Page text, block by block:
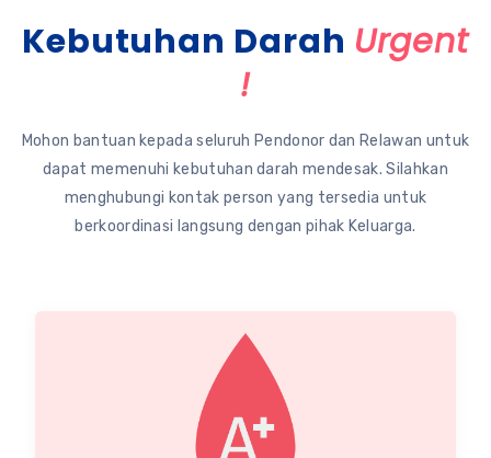
Kebutuhan Darah Urgent
!
Mohon bantuan kepada seluruh Pendonor dan Relawan untuk
dapat memenuhi kebutuhan darah mendesak. Silahkan
menghubungi kontak person yang tersedia untuk
berkoordinasi langsung dengan pihak Keluarga.